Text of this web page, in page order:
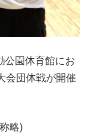
公園体育館にお
会団体戦が開催
略)